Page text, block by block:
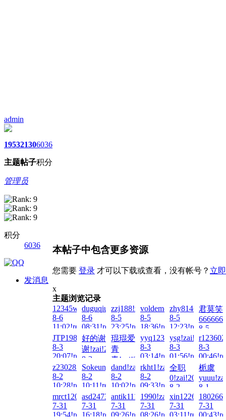
admin
1953
主题
2130
帖子
6036
积分
管理员
积分
6036
发消息
本帖子中包含更多资源
您需要 登录 才可以下载或查看，没有帐号？ 立
x
主题浏览记录
12345wto!zai!2026-
8-6
11:02!read!
duguqiuse1!zai!2026-
8-6
08:31!read!
zzj188!zai!2026-
8-5
23:25!read!
voldemort!zai!2026-
8-5
18:36!read!
8-5
12:23!read!
君莫笑
8-5
JTP1980!zai!2026-
8-3
20:07!read!
好的谢
谢!zai!2026-
8-3
13:39!read!
琨琨爱
青
青!zai!2026-
8-3
05:15!read!
yyq123!zai!2026-
8-3
03:14!read!
ysg!zai!2026-
8-3
01:56!read!
8-3
z230283!zai!2026-
8-2
10:28!read!
Sokeung00!zai!2026-
8-2
10:11!read!
dand!zai!2026-
8-2
10:02!read!
rkht1!zai!2026-
8-2
09:33!read!
全职
0!zai!2026-
8-2
08:47!read!
栀虞
8-1
mrct1207!zai!2026-
7-31
19:54!read!
asd247387010!zai!2026-
7-31
16:18!read!
antik1111!zai!2026-
7-31
09:26!read!
1990!zai!2026-
7-31
08:26!read!
7-31
03:11!read!
7-31